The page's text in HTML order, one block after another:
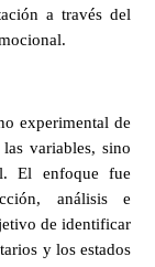
a través del
experimental de
variables, sino
El enfoque fue
análisis e
de identificar
y los estados